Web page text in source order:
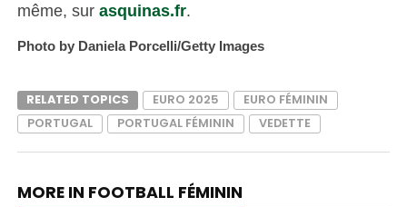
même, sur asquinas.fr.
Photo by Daniela Porcelli/Getty Images
RELATED TOPICS EURO 2025
EURO FÉMININ
PORTUGAL
PORTUGAL FÉMININ VEDETTE
MORE IN FOOTBALL FÉMININ